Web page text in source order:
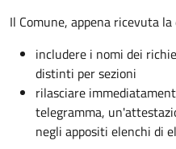
Il Comune, appena ricevuta
includere i nomi dei
distinti per sezioni
rilasciare
telegramma,
negli appositi elenchi di